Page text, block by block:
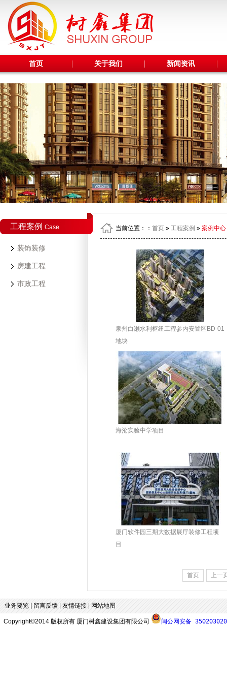
首页 关于我们 新闻资讯
工程案例 Case
装饰装修
房建工程
市政工程
当前位置：： 首页 » 工程案例 » 案例中心
泉州白濑水利枢纽工程参内安置区BD-01
地块
海沧实验中学项目
厦门软件园三期大数据展厅装修工程项
目
首页 上一
业务要览| 留言反馈| 友情链接| 网站地图
Copyright©2014 版权所有 厦门树鑫建设集团有限公司 闽公网安备